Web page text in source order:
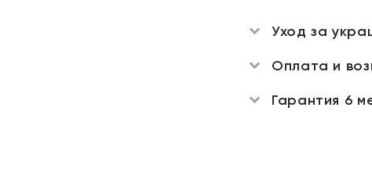
Уход за
Оплата и
Гарантия 6